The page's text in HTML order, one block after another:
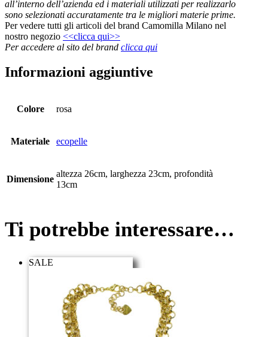
all’interno dell’azienda ed i materiali utilizzati per realizzarlo
sono selezionati accuratamente tra le migliori materie prime.
Per vedere tutti gli articoli del brand Camomilla Milano nel
nostro negozio <<clicca qui>>
Per accedere al sito del brand clicca qui
Informazioni aggiuntive
Colore rosa
Materiale ecopelle
Dimensione
altezza 26cm, larghezza 23cm, profondità
13cm
Ti potrebbe interessare…
SALE